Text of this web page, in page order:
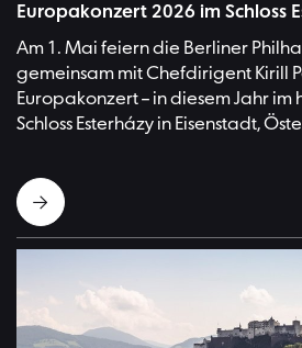
Europakonzert 2026 im Schloss
Am 1. Mai feiern die Berliner
gemeinsam mit Chefdirigent Kirill
Europakonzert – in diesem Jahr im
Schloss Esterházy in Eisenstadt,